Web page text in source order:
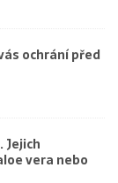
ochrání před
Jejich
vera nebo